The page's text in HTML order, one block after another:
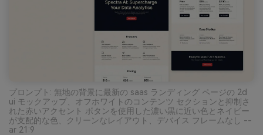
プロンプト: 無地の背景に最新の saas ランディング ページの 2d
ui モックアップ、オフホワイトのコンテンツ セクションと抑制さ
れた赤いアクセント ボタンを使用した濃い黒に近い色とネイビー
が支配的な色、クリーンなレイアウト、デバイス フレームなし --
ar 21:9